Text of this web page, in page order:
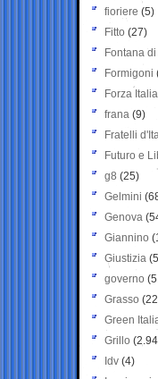
fioriere (5)
Fitto (27)
Fontana
Formigoni
Forza Italia
frana (9)
Fratelli
Futuro e
g8 (25)
Gelmini
Genova
Giannino
Giustizia
governo
Grasso
Green
Grillo
Idv (4)